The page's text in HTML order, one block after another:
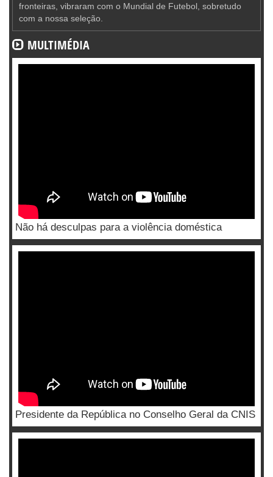
fronteiras, vibraram com o Mundial de Futebol, sobretudo
com a nossa seleção.
MULTIMÉDIA
Não há desculpas para a violência doméstica
Presidente da República no Conselho Geral da CNIS